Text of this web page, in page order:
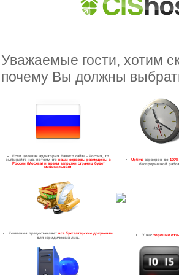
Уважаемые гости, хотим
почему Вы должны
Если целевая аудитория Вашего сайта - Россия, то
выбирайте нас, потому что наши серверы размещены в
России (Москва) и время загрузки страниц будет
минимальным.
Uptime серверов до100%
беспрерывной
Компания предоставляетвсе бухгалтерские документы
для юридических лиц.
У нас хорошие